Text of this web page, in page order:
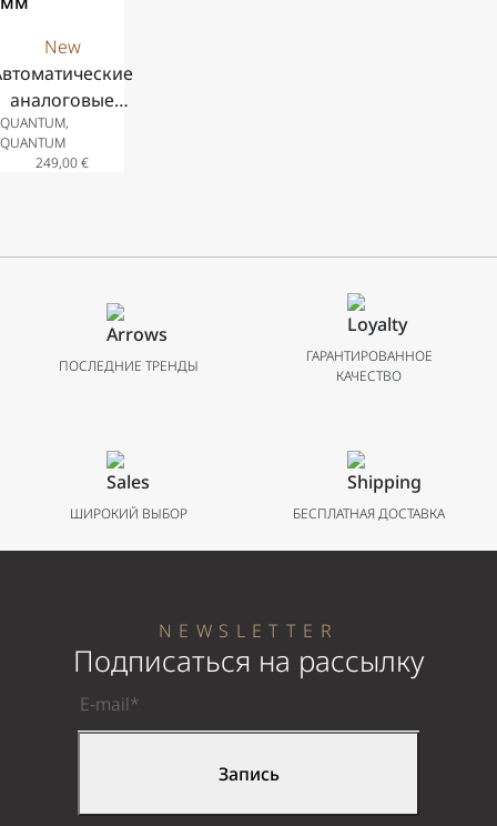
New
аналоговые
Quantum
Q-Master с
стали с
браслетом 41
QUANTUM,
QUANTUM
249,00€
ПОСЛЕДНИЕ ТРЕНДЫ
ГАРАНТИРОВАННОЕ
КАЧЕСТВО
ШИРОКИЙ ВЫБОР БЕСПЛАТНАЯ ДОСТАВКА
NEWSLETTER
Подписаться на рассылку